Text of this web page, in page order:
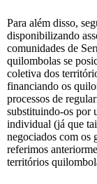
Para além disso,
disponibilizando
comunidades de
quilombolas se
coletiva dos
financiando os
processos de
substituindo-os por
individual (já que
negociados com os
referimos
territórios